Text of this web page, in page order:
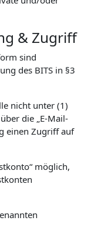
& Zugriff
sind
des BITS in §3
nicht unter (1)
die „E-Mail-
einen Zugriff auf
möglich,